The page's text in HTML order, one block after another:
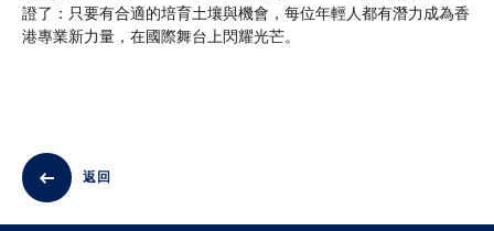
證了：只要有合適的培育土壤與機會，每位年輕人都有潛力成為香
港專業新力量，在國際舞台上閃耀光芒。
返回